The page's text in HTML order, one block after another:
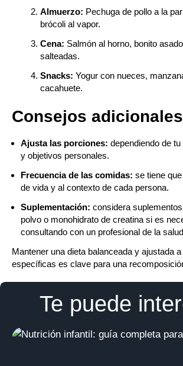
Almuerzo: Pechuga de pollo a la
brócoli al vapor.
Cena: Salmón al horno, bonito
salteadas.
Snacks: Yogur con nueces,
cacahuete.
Consejos
Ajusta las porciones: dependiendo de
y objetivos personales.
Frecuencia de las comidas: se tiene
de vida y al contexto de cada persona.
Suplementación: considera
polvo o monohidrato de creatina si es
consultando con un profesional de la
Mantener una dieta balanceada y ajustada
específicas es clave para una
Te puede